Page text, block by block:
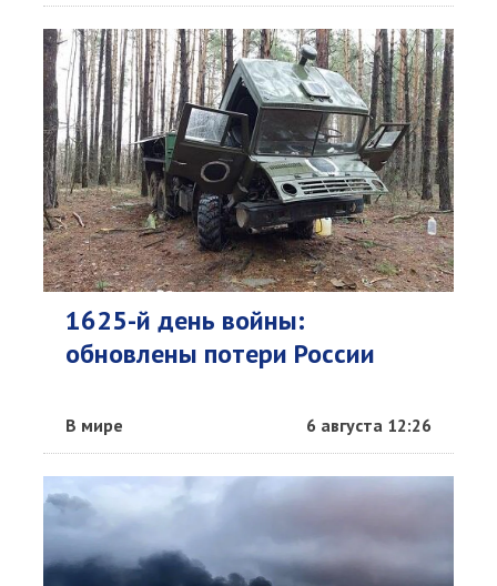
1625-й день войны:
обновлены потери России
В мире 6 августа 12:26